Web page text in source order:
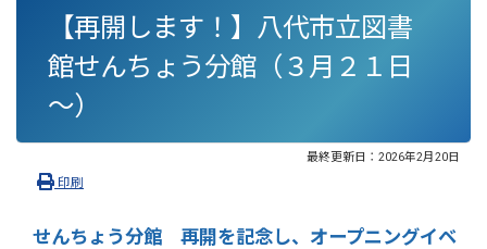
【再開します！】八代市立図書
館せんちょう分館（３月２１日
～）
最終更新日： 2026年2月20日
印刷
せんちょう分館 再開を記念し、オープニングイベ